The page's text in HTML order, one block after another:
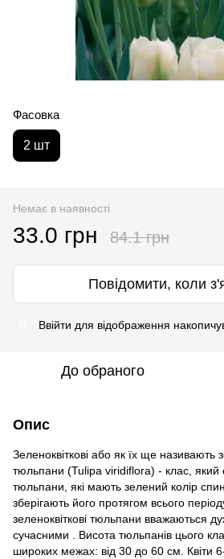
Фасовка
2 шт
Немає в наявності
33.0 грн 84.1 грн
Повідомити, коли
Ввійти для відображення
До обраного
Опис
Зеленоквіткові або як їх ще називають
тюльпани (Tulipa viridiflora) - клас, який
тюльпани, які мають зелений колір
зберігають його протягом всього
зеленоквіткові тюльпани вважаються
сучасними . Висота тюльпанів цього
широких межах: від 30 до 60 см. Квіти